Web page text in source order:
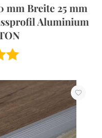
mm Breite 25 mm
Aluminium